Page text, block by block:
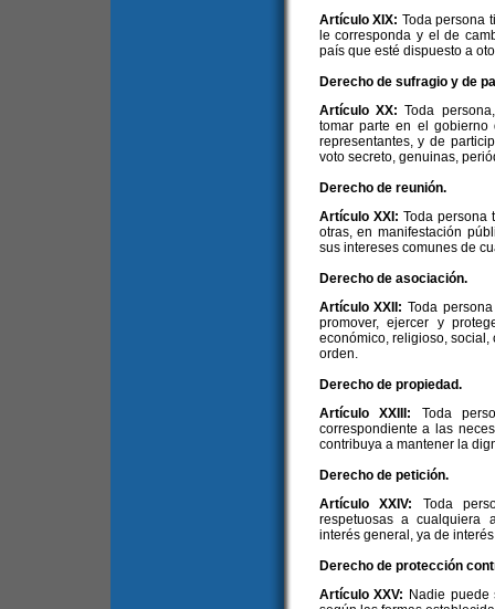
Artículo XIX: Toda persona
le corresponda y el de
país que esté dispuesto a
Derecho de sufragio y de
Artículo XX:Toda
tomar parte en el
representantes, y de
voto secreto, genuinas,
Derecho de reunión.
Artículo XXI: Toda persona
otras, en manifestación
sus intereses comunes de
Derecho de asociación.
Artículo XXII:Toda
promover, ejercer y
económico, religioso,
orden.
Derecho de propiedad.
Artículo XXIII: Toda
correspondiente a las
contribuya a mantener la
Derecho de petición.
Artículo XXIV: Toda
respetuosas a cualquiera
interés general, ya de
Derecho de protección
Artículo XXV: Nadie